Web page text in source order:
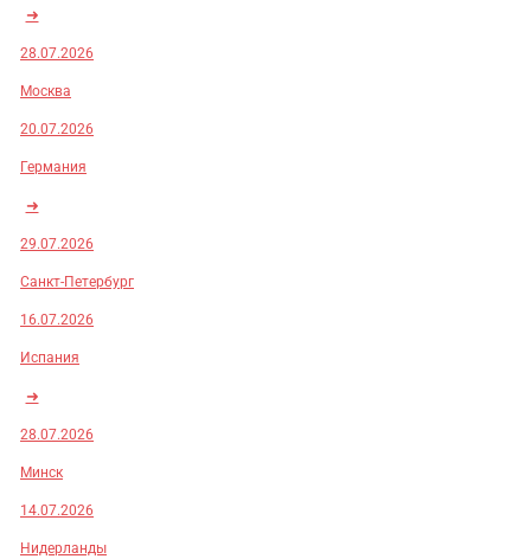
➜
28.07.2026
Москва
20.07.2026
Германия
➜
29.07.2026
Санкт-Петербург
16.07.2026
Испания
➜
28.07.2026
Минск
14.07.2026
Нидерланды